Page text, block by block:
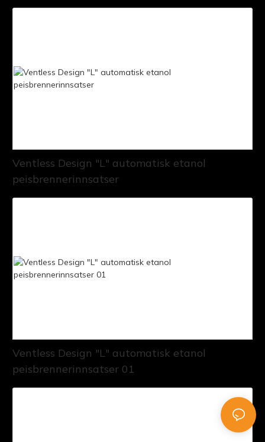
Ventless Design "L" automatisk etanol
peisbrennerinnsatser
Ventless Design "L" automatisk etanol
peisbrennerinnsatser 01